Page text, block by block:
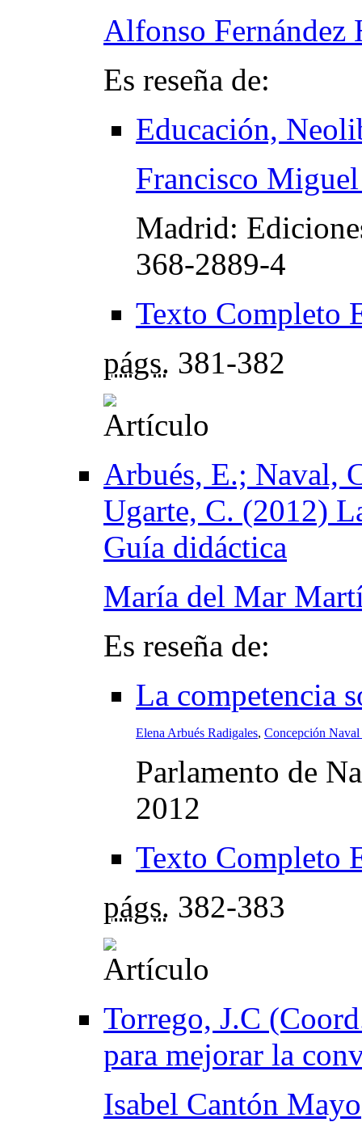
Alfonso Fernández
Es reseña de:
Educación,
Francisco
Madrid:
368-2889-4
Texto Completo
págs. 381-382
Arbués, E.; Naval,
Ugarte, C. (2012)
Guía didáctica
María del Mar
Es reseña de:
La competencia
Elena Arbués Radigales, Concepción
Parlamento de
2012
Texto Completo
págs. 382-383
Torrego, J.C
para mejorar la
Isabel Cantón Mayo